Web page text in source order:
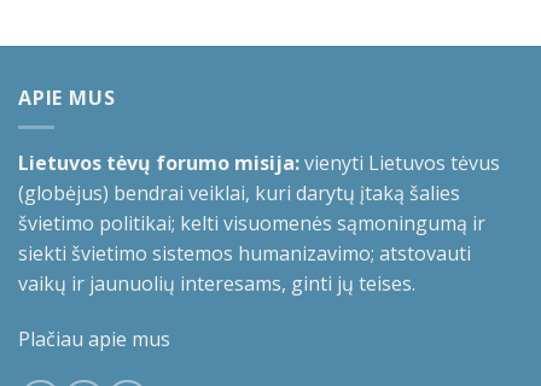
APIE MUS
Lietuvos tėvų forumo misija:vienyti Lietuvos tėvus
(globėjus) bendrai veiklai, kuri darytų įtaką šalies
švietimo politikai; kelti visuomenės sąmoningumą ir
siekti švietimo sistemos humanizavimo; atstovauti
vaikų ir jaunuolių interesams, ginti jų teises.
Plačiau apie mus